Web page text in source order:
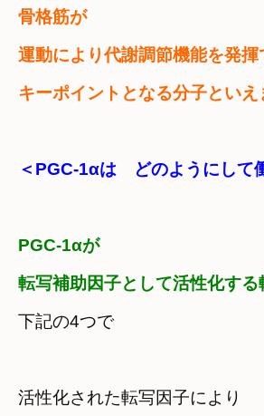
骨格筋が
運動により代謝調節機能を発
キーポイントとなる分子といえ
＜PGC-1αは　どのようにして
PGC-1αが
転写補助因子として活性化する
下記の4つで
活性化された転写因子により